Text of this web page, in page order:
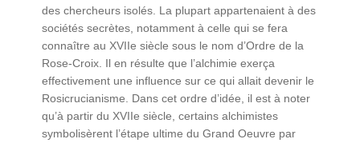
des chercheurs isolés. La plupart appartenaient à des
sociétés secrètes, notamment à celle qui se fera
connaître au XVIIe siècle sous le nom d’Ordre de la
Rose-Croix. Il en résulte que l’alchimie exerça
effectivement une influence sur ce qui allait devenir le
Rosicrucianisme. Dans cet ordre d’idée, il est à noter
qu’à partir du XVIIe siècle, certains alchimistes
symbolisèrent l’étape ultime du Grand Oeuvre par